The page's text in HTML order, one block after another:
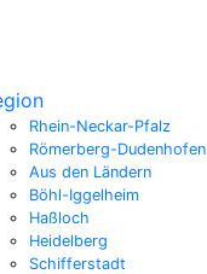
Rhein-Neckar-Pfalz
Römerberg-Dudenhofen
Aus den Ländern
Böhl-Iggelheim
Haßloch
Heidelberg
Schifferstadt